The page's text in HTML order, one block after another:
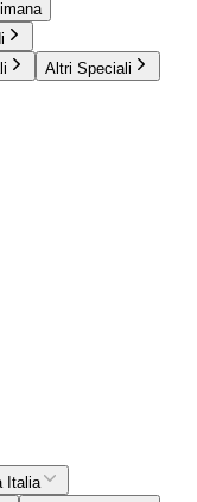
Altri Speciali
Italia